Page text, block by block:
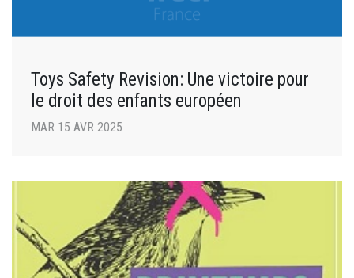
Toys Safety Revision: Une victoire pour
le droit des enfants européen
MAR 15 AVR 2025